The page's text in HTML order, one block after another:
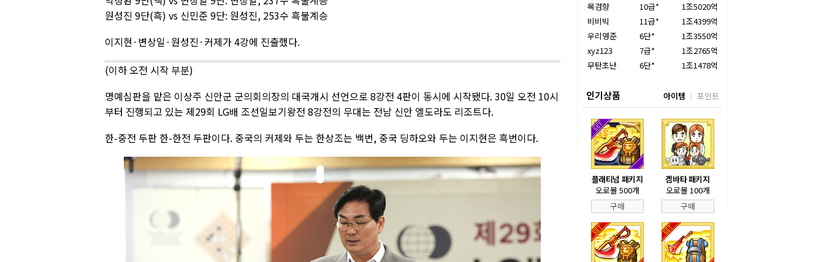
원성진 9단(흑) vs 신민준 9단: 원성진, 253수 흑불계승
이지현·변상일·원성진·커제가 4강에 진출했다.
(이하 오전 시작 부분)
명예심판을 맡은 이상주 신안군 군의회의장의 대국개시 선언으로 8강전 4판이 동시에 시작됐다. 30일 오전 10시
부터 진행되고 있는 제29회 LG배 조선일보기왕전 8강전의 무대는 전남 신안 엘도라도 리조트다.
한-중전 두판 한-한전 두판이다. 중국의 커제와 두는 한상조는 백번, 중국 딩하오와 두는 이지현은 흑번이다.
목검향
10급*
1조5020억
비비빅
11급*
1조4399억
우리영준
6단*
1조3550억
xyz123
7급*
1조2765억
무탄초난
6단* 1조1478억
인기상품 아이템 포인트
플래티넘 패키지
오로볼 500개
구매
겜바타 패키지
오로볼 100개
구매